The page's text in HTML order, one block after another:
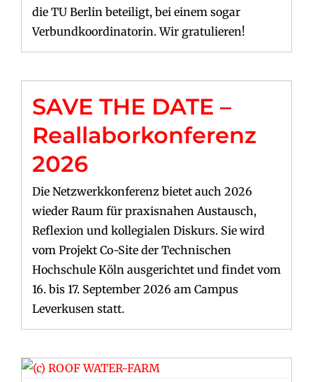
die TU Berlin beteiligt, bei einem sogar
Verbundkoordinatorin. Wir gratulieren!
SAVE THE DATE –
Reallaborkonferenz
2026
Die Netzwerkkonferenz bietet auch 2026
wieder Raum für praxisnahen Austausch,
Reflexion und kollegialen Diskurs. Sie wird
vom Projekt Co-Site der Technischen
Hochschule Köln ausgerichtet und findet vom
16. bis 17. September 2026 am Campus
Leverkusen statt.